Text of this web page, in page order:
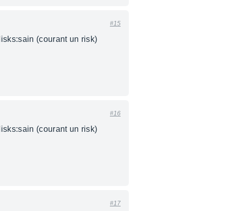
#15
(courant un risk)
#16
(courant un risk)
#17